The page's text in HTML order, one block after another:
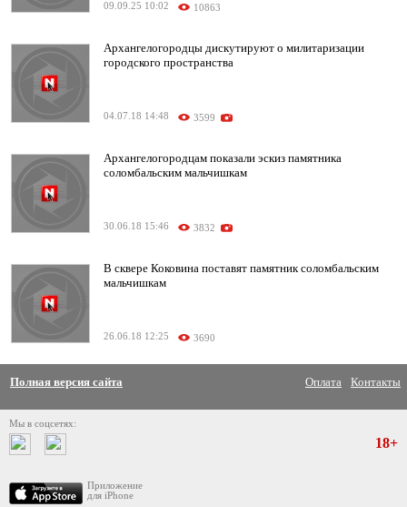
09.09.25 10:02 10863
Архангелогородцы дискутируют о милитаризации
городского пространства
04.07.18 14:48 3599
Архангелогородцам показали эскиз памятника
соломбальским мальчишкам
30.06.18 15:46 3832
В сквере Коковина поставят памятник соломбальским
мальчишкам
26.06.18 12:25 3690
Полная версия сайта Оплата Контакты
Мы в соцсетях:
Приложение
для iPhone
18+